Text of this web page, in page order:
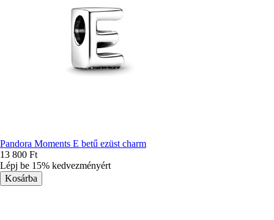
Pandora Moments E betű ezüst charm
13 800 Ft
Lépj be 15% kedvezményért